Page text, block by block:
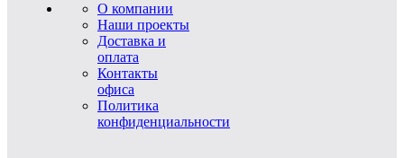
О компании
Наши проекты
Доставка и
оплата
Контакты
офиса
Политика
конфиденциальности